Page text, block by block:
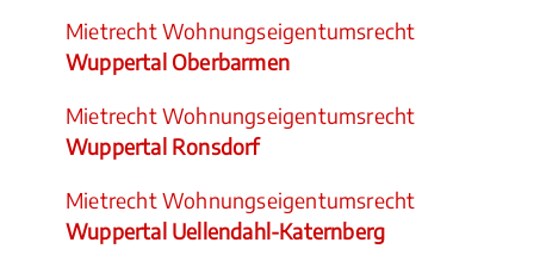
Mietrecht Wohnungseigentumsrecht
Wuppertal Oberbarmen
Mietrecht Wohnungseigentumsrecht
Wuppertal Ronsdorf
Mietrecht Wohnungseigentumsrecht
Wuppertal Uellendahl-Katernberg